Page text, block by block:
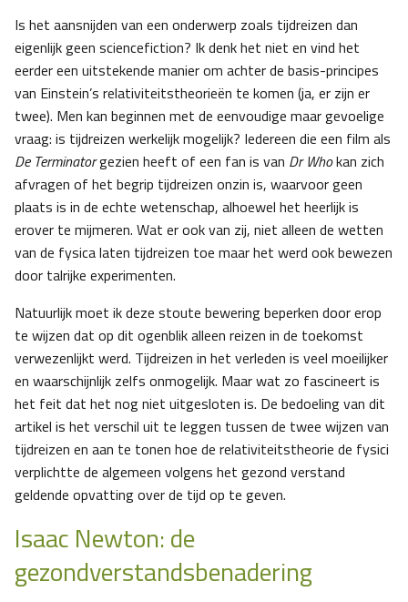
Is het aansnijden van een onderwerp zoals tijdreizen dan
eigenlijk geen sciencefiction? Ik denk het niet en vind het
eerder een uitstekende manier om achter de basis-principes
van Einstein’s relativiteitstheorieën te komen (ja, er zijn er
twee). Men kan beginnen met de eenvoudige maar gevoelige
vraag: is tijdreizen werkelijk mogelijk? Iedereen die een film als
De Terminatorgezien heeft of een fan is van Dr Whokan zich
afvragen of het begrip tijdreizen onzin is, waarvoor geen
plaats is in de echte wetenschap, alhoewel het heerlijk is
erover te mijmeren. Wat er ook van zij, niet alleen de wetten
van de fysica laten tijdreizen toe maar het werd ook bewezen
door talrijke experimenten.
Natuurlijk moet ik deze stoute bewering beperken door erop
te wijzen dat op dit ogenblik alleen reizen in de toekomst
verwezenlijkt werd. Tijdreizen in het verleden is veel moeilijker
en waarschijnlijk zelfs onmogelijk. Maar wat zo fascineert is
het feit dat het nog niet uitgesloten is. De bedoeling van dit
artikel is het verschil uit te leggen tussen de twee wijzen van
tijdreizen en aan te tonen hoe de relativiteitstheorie de fysici
verplichtte de algemeen volgens het gezond verstand
geldende opvatting over de tijd op te geven.
Isaac Newton: de
gezondverstandsbenadering